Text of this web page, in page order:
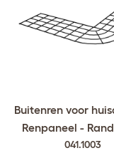
Buitenren voor
Renpaneel -
041.1003